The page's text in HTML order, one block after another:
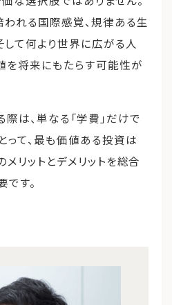
われる国際感覚、規律ある生
して何より世界に広がる人
を将来にもたらす可能性が
は、単なる「学費」だけで
って、最も価値ある投資は
メリットとデメリットを総合
す。